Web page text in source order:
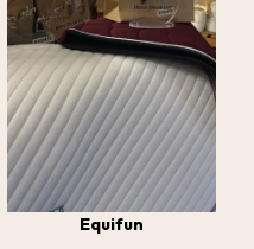
Equifun